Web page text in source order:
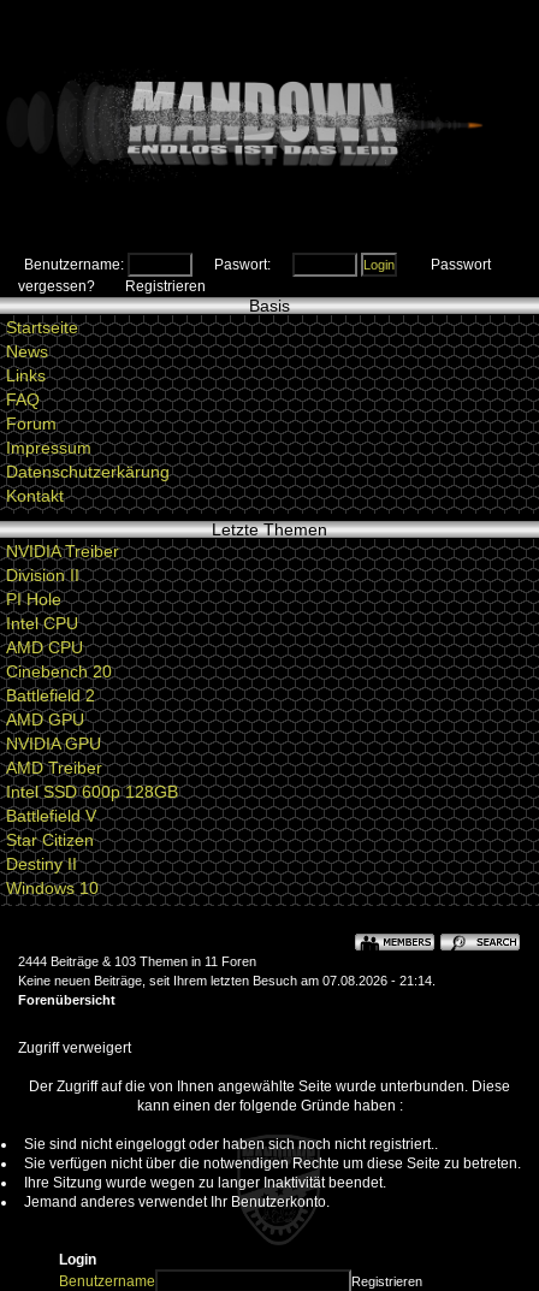
Benutzername: Paswort:
Passwort
vergessen?
Registrieren
Basis
Startseite
News
Links
FAQ
Forum
Impressum
Datenschutzerkärung
Kontakt
Letzte Themen
NVIDIA Treiber
Division II
PI Hole
Intel CPU
AMD CPU
Cinebench 20
Battlefield 2
AMD GPU
NVIDIA GPU
AMD Treiber
Intel SSD 600p 128GB
Battlefield V
Star Citizen
Destiny II
Windows 10
2444 Beiträge & 103 Themen in 11 Foren
Keine neuen Beiträge, seit Ihrem letzten Besuch am 07.08.2026 - 21:14.
Forenübersicht
Zugriff verweigert
Der Zugriff auf die von Ihnen angewählte Seite wurde unterbunden. Diese
kann einen der folgende Gründe haben :
Sie sind nicht eingeloggt oder haben sich noch nicht registriert..
Sie verfügen nicht über die notwendigen Rechte um diese Seite zu betreten.
Ihre Sitzung wurde wegen zu langer Inaktivität beendet.
Jemand anderes verwendet Ihr Benutzerkonto.
Login
Benutzername
Registrieren